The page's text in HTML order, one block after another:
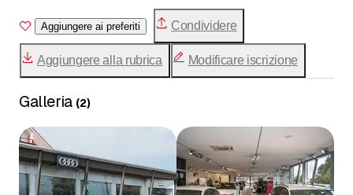
consulenza competente per il vostro prossimo acquisto
Audi. Che si tratti di auto nuove, auto dimostrative o usate,
siamo il vostro partner Audi flessibile e affidabile. Vi
invitiamo a venirci a trovare, saremo lieti di soddisfare le
Aggiungere ai preferiti Condividere
Aggiungere alla rubrica Modificare iscrizione
Galleria (2)